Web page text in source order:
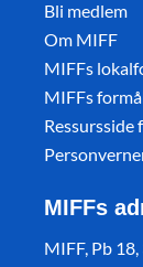
Bli medlem
Om MIFF
MIFFs
MIFFs
Ressursside
MIFFs
MIFF, Pb